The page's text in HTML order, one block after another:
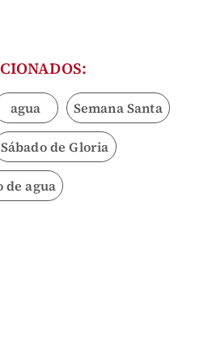
agua Semana Santa
Sábado de Gloria
de agua